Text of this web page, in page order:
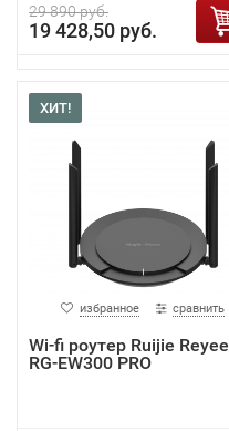
29 890 руб.
19 428,50 руб.
ХИТ!
избранное сравнить
Wi-fi роутер Ruijie Reyee
RG-EW300 PRO